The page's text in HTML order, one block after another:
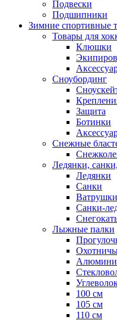
Подвески
Подшипники
Зимние спортивные
Товары для
Клюшки
Сноубординг
Защита
Ботинки
Снежные
Ледянки,
Ледянки
Санки
Санки-
Лыжные палки
100 см
105 см
110 см